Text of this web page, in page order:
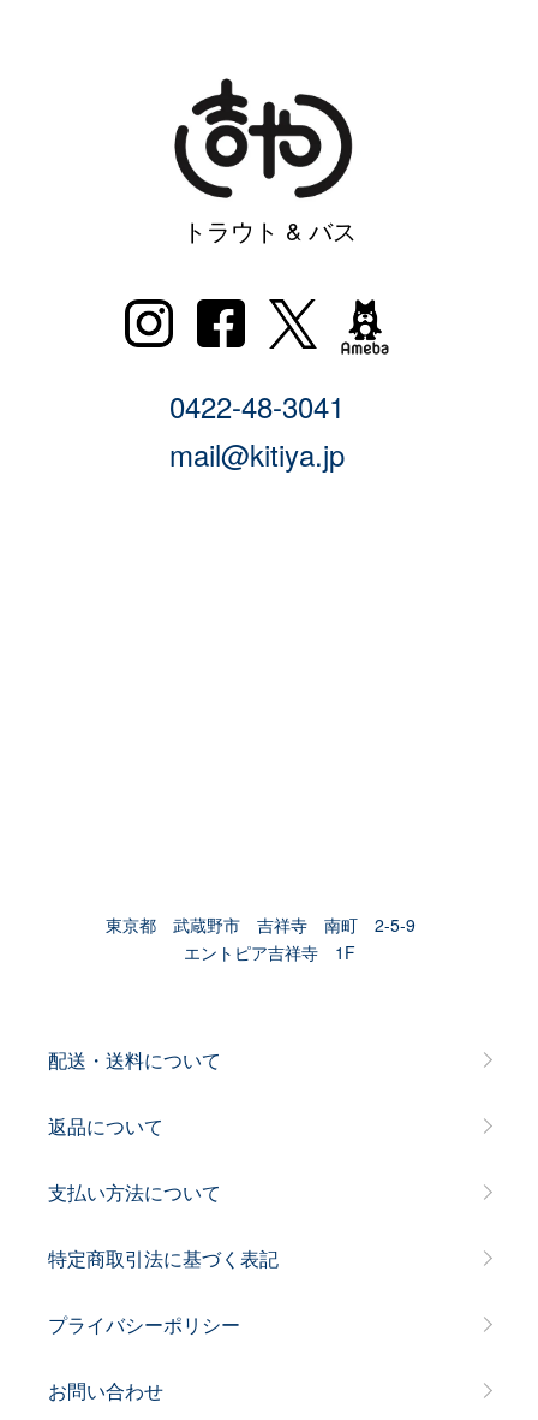
トラウト & バス
0422-48-3041
mail@kitiya.jp
東京都 武蔵野市 吉祥寺 南町 2-5-9
エントピア吉祥寺 1F
配送・送料について
返品について
支払い方法について
特定商取引法に基づく表記
プライバシーポリシー
お問い合わせ